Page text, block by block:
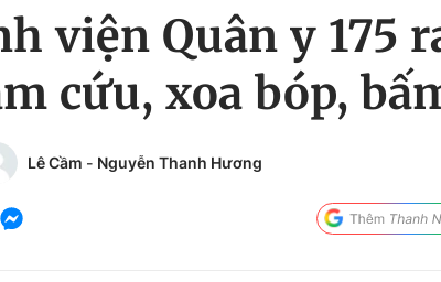
viện Quân y 175
cứu, xoa bóp,
Lê Cầm - Nguyễn Thanh Hương